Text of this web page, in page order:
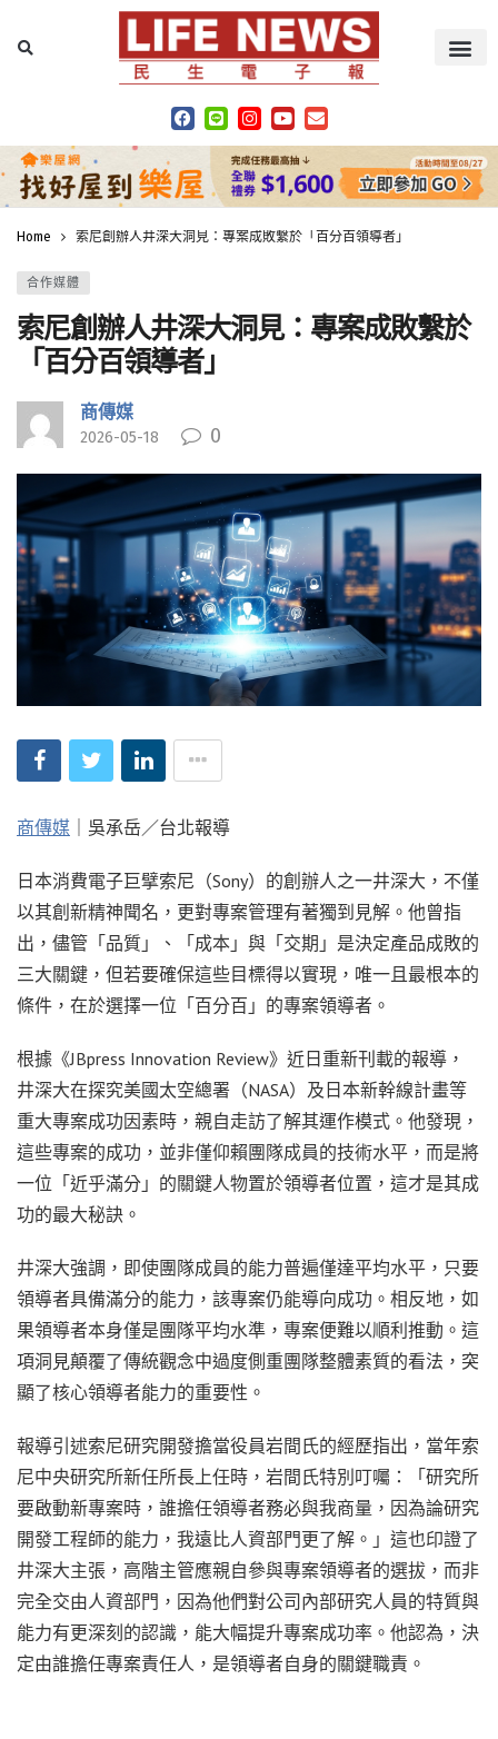
Home 索尼創辦人井深大洞見：專案成敗繫於「百分百領導者」
合作媒體
索尼創辦人井深大洞見：專案成敗繫於
「百分百領導者」
商傳媒
2026-05-18 0
商傳媒 ｜吳承岳／台北報導
日本消費電子巨擘索尼（Sony）的創辦人之一井深大，不僅
以其創新精神聞名，更對專案管理有著獨到見解。他曾指
出，儘管「品質」、「成本」與「交期」是決定產品成敗的
三大關鍵，但若要確保這些目標得以實現，唯一且最根本的
條件，在於選擇一位「百分百」的專案領導者。
根據《JBpress Innovation Review》近日重新刊載的報導，
井深大在探究美國太空總署（NASA）及日本新幹線計畫等
重大專案成功因素時，親自走訪了解其運作模式。他發現，
這些專案的成功，並非僅仰賴團隊成員的技術水平，而是將
一位「近乎滿分」的關鍵人物置於領導者位置，這才是其成
功的最大秘訣。
井深大強調，即使團隊成員的能力普遍僅達平均水平，只要
領導者具備滿分的能力，該專案仍能導向成功。相反地，如
果領導者本身僅是團隊平均水準，專案便難以順利推動。這
項洞見顛覆了傳統觀念中過度側重團隊整體素質的看法，突
顯了核心領導者能力的重要性。
報導引述索尼研究開發擔當役員岩間氏的經歷指出，當年索
尼中央研究所新任所長上任時，岩間氏特別叮囑：「研究所
要啟動新專案時，誰擔任領導者務必與我商量，因為論研究
開發工程師的能力，我遠比人資部門更了解。」這也印證了
井深大主張，高階主管應親自參與專案領導者的選拔，而非
完全交由人資部門，因為他們對公司內部研究人員的特質與
能力有更深刻的認識，能大幅提升專案成功率。他認為，決
定由誰擔任專案責任人，是領導者自身的關鍵職責。